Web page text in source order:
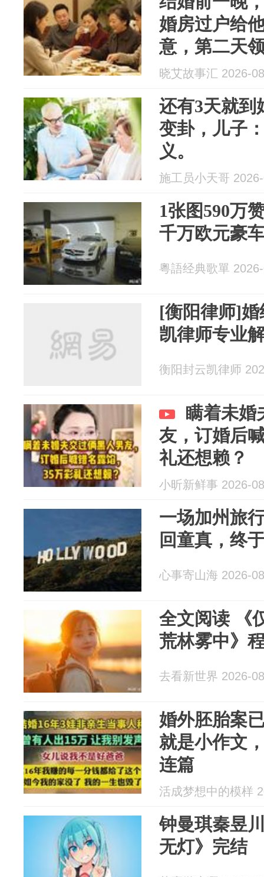
婚房过户给
意，第二天
掏出一个东
晓艾故事汇 2026-
还有3天就到
变卦，儿子
义。
施工员小天哥
1张图590万
千万欧元豪
粵語经典歌單
[衡阳律师]
凯律师专业
衡阳封云凯律师
瞒着未婚
友，订婚后
礼还想赖？
小昕新鲜事 2026-
一场加州旅
回童真，终
心事寄山海 2026-
全文阅读 《
荒林雾中》
去看新世界 2026-
婚外胚胎案
就是小作文
连篇
活成梦想中的模样
钟曼琪秦昱
无灯》完结